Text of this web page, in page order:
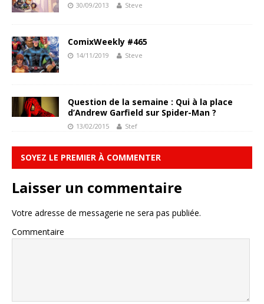
30/09/2013 Steve
ComixWeekly #465
14/11/2019 Steve
Question de la semaine : Qui à la place
d’Andrew Garfield sur Spider-Man ?
13/02/2015 Stef
SOYEZ LE PREMIER À COMMENTER
Laisser un commentaire
Votre adresse de messagerie ne sera pas publiée.
Commentaire